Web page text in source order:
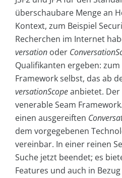
überschaubare Menge an
Kontext, zum Beispiel
Recherchen im Internet
versation oder
Qualifikanten ergeben:
Framework selbst, das ab
versationScopeanbietet. Der
venerable Seam
einen ausgereiften
dem vorgegebenen
vereinbar. In einer reinen
Suche jetzt beendet; es
Features und auch in